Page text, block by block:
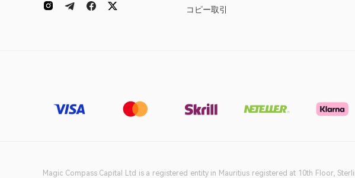
コピー取引
Magic Compass Capital Ltd is a registered entity in Mauritius registered at 10th Floor,